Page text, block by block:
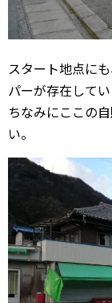
スタート地点にも
パーが存在してい
ちなみにここの
い。